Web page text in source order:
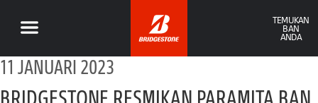
TEMUKAN
BAN
ANDA
11 JANUARI 2023